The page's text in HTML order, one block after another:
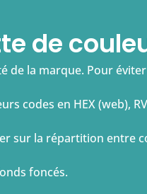
de
de la marque. Pour
codes en HEX (web),
sur la répartition entre
foncés.